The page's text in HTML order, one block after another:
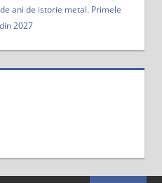
ani de istorie metal. Primele
2027